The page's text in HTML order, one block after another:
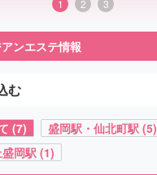
1 2 3
ンエステ情報
む
(7) 盛岡駅・仙北町駅 (5)
岡駅 (1)